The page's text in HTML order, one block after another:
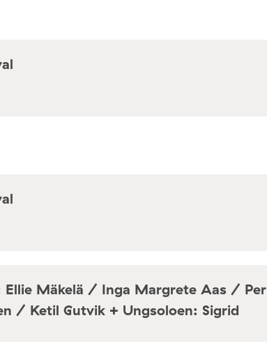
Ellie Mäkelä / Inga Margrete Aas / Per
/ Ketil Gutvik + Ungsoloen: Sigrid